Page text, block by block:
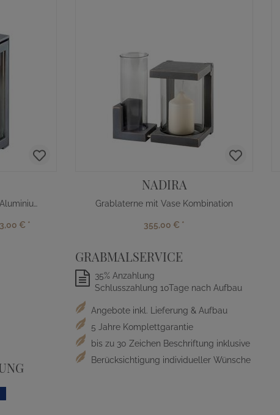
Moderne Grablampe aus Aluminium
€ *
NADIRA
Grablaterne mit Vase Kombination
355,00 € *
GRABMALSERVICE
35% Anzahlung
Schlusszahlung 10Tage nach Aufbau
Angebote inkl. Lieferung & Aufbau
5 Jahre Komplettgarantie
bis zu 30 Zeichen Beschriftung inklusive
Berücksichtigung individueller Wünsche